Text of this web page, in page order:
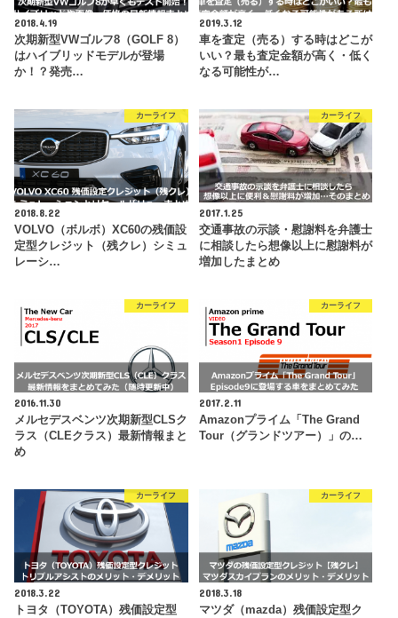
2018.4.19
次期新型VWゴルフ8（GOLF 8）
はハイブリッドモデルが登場
か！？発売…
2019.3.12
車を査定（売る）する時はどこが
いい？最も査定金額が高く・低く
なる可能性が…
カーライフ
2018.8.22
VOLVO（ボルボ）XC60の残価設
定型クレジット（残クレ）シミュ
レーシ…
カーライフ
2017.1.25
交通事故の示談・慰謝料を弁護士
に相談したら想像以上に慰謝料が
増加したまとめ
カーライフ
2016.11.30
メルセデスベンツ次期新型CLSク
ラス（CLEクラス）最新情報まと
め
カーライフ
2017.2.11
Amazonプライム「The Grand
Tour（グランドツアー）」の…
カーライフ
2018.3.22
トヨタ（TOYOTA）残価設定型
カーライフ
2018.3.18
マツダ（mazda）残価設定型ク